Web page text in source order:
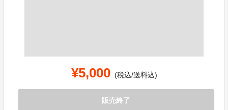
¥5,000 (税込/送料込)
販売終了